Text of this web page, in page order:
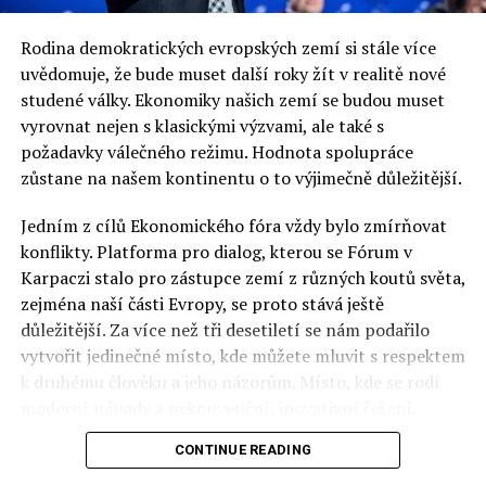
„Paní komisařka Jourová by neměla nikoho vyhazovat z
Evropy… O právním státě, diskriminaci menšin a
respektování hodnot má právo jednat Rada pro
všeobecné záležitosti. Představitel komise by neměl
spekulovat o sankcích, to mu nepřísluší. Jedině
Evropská rada má nástroje (čl. 7). Aktivity členů komise
jsou zde duplicitní a vyhrožování odebráním kohezních
fondů mírně řečeno přešlapem,“ uvedl pro
ParlamentníListy.cz ministr zahraničí a místopředseda
ČSSDLubomírZaorálek.
„Žel paní eurokomisařka zapomněla na práva většiny,
která jsou stejně hodná ochrany jako práva menšin a v
tuto dobu jsou výrazně ohrožena nejen migrační krizí,
ale nerespektují povinnosti, které pro zajištění práva
musejí být plněny,“ odpověděl redakci předseda KSČM a
Rodina demokratických evropských zemí si stále více
uvědomuje, že bude muset další roky žít v realitě nové
studené války. Ekonomiky našich zemí se budou muset
vyrovnat nejen s klasickými výzvami, ale také s
požadavky válečného režimu. Hodnota spolupráce
zůstane na našem kontinentu o to výjimečně důležitější.
Jedním z cílů Ekonomického fóra vždy bylo zmírňovat
konflikty. Platforma pro dialog, kterou se Fórum v
Karpaczi stalo pro zástupce zemí z různých koutů světa,
zejména naší části Evropy, se proto stává ještě
důležitější. Za více než tři desetiletí se nám podařilo
vytvořit jedinečné místo, kde můžete mluvit s respektem
k druhému člověku a jeho názorům. Místo, kde se rodí
Polsko musí mít instituce, jejichž horizont činnosti je
CONTINUE READING